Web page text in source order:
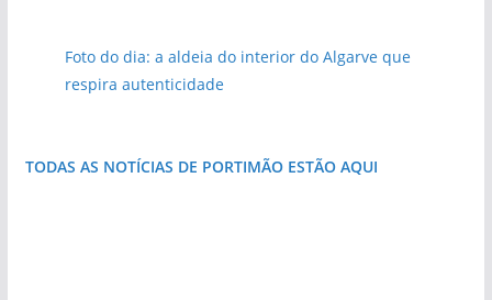
Foto do dia: a aldeia do interior do Algarve que
respira autenticidade
TODAS AS NOTÍCIAS DE PORTIMÃO ESTÃO AQUI